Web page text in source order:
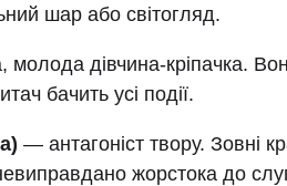
шар або світогляд.
молода дівчина-кріпачка.
бачить усі події.
— антагоніст твору. Зовні
жорстока до